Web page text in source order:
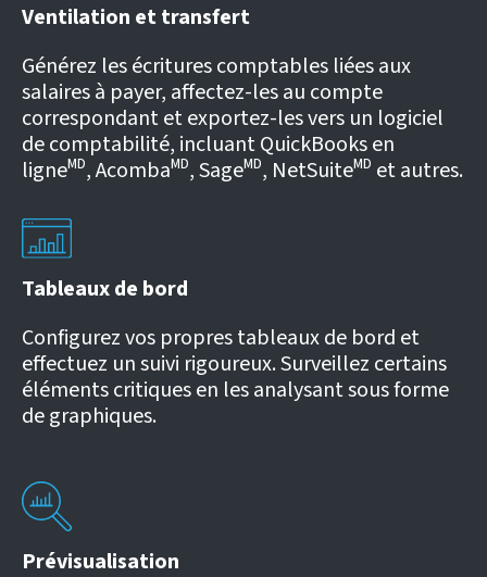
Ventilation et transfert
Générez les écritures comptables liées aux
salaires à payer, affectez-les au compte
correspondant et exportez-les vers un logiciel
de comptabilité, incluant QuickBooks en
ligneᴹᴰ, Acombaᴹᴰ, Sageᴹᴰ, NetSuiteᴹᴰ et autres.
Tableaux de bord
Configurez vos propres tableaux de bord et
effectuez un suivi rigoureux. Surveillez certains
éléments critiques en les analysant sous forme
de graphiques.
Prévisualisation